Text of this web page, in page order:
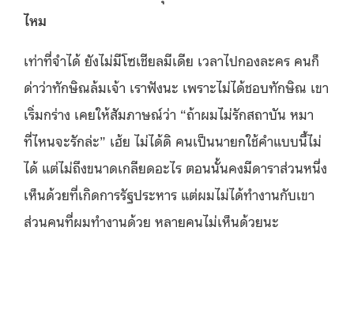
ไหม
เท่าที่จำได้ ยังไม่มีโซเชียลมีเดีย เวลาไปกองละคร คนก็
ด่าว่าทักษิณล้มเจ้า เราฟังนะ เพราะไม่ได้ชอบทักษิณ เขา
เริ่มกร่าง เคยให้สัมภาษณ์ว่า “ถ้าผมไม่รักสถาบัน หมา
ที่ไหนจะรักล่ะ” เฮ้ย ไม่ได้ดิ คนเป็นนายกใช้คำแบบนี้ไม่
ได้ แต่ไม่ถึงขนาดเกลียดอะไร ตอนนั้นคงมีดาราส่วนหนึ่ง
เห็นด้วยที่เกิดการรัฐประหาร แต่ผมไม่ได้ทำงานกับเขา
ส่วนคนที่ผมทำงานด้วย หลายคนไม่เห็นด้วยนะ